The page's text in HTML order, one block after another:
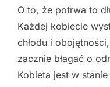
O to, że potrwa to
Każdej kobiecie
chłodu i
zacznie błagać o
Kobieta jest w